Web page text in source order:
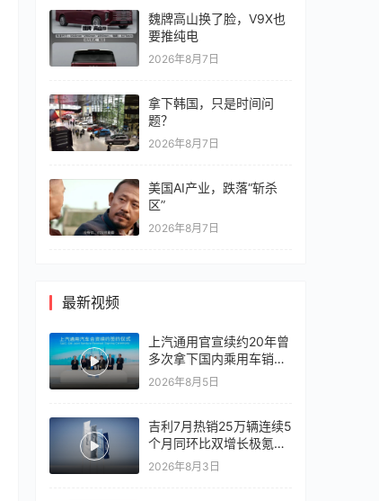
魏牌高山换了脸，V9X也
要推纯电
2026年8月7日
拿下韩国，只是时间问
题？
2026年8月7日
美国AI产业，跌落“斩杀
区”
2026年8月7日
最新视频
上汽通用官宣续约20年曾
多次拿下国内乘用车销冠
竞争激烈，上汽通用有信
2026年8月5日
吉利7月热销25万辆连续5
个月同环比双增长极氪销
量同比翻倍，出口再破10
2026年8月3日